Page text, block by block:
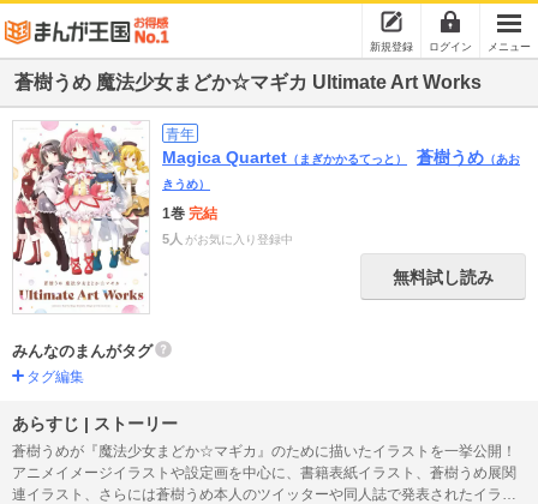
新規登録 ログイン メニュー
蒼樹うめ 魔法少女まどか☆マギカ Ultimate Art Works
青年
Magica Quartet （まぎかかるてっと） 蒼樹うめ （あお
きうめ）
1巻 完結
5人 がお気に入り登録中
無料試し読み
みんなのまんがタグ
タグ編集
あらすじ | ストーリー
蒼樹うめが『魔法少女まどか☆マギカ』のために描いたイラストを一挙公開！
アニメイメージイラストや設定画を中心に、書籍表紙イラスト、蒼樹うめ展関
連イラスト、さらには蒼樹うめ本人のツイッターや同人誌で発表されたイラス